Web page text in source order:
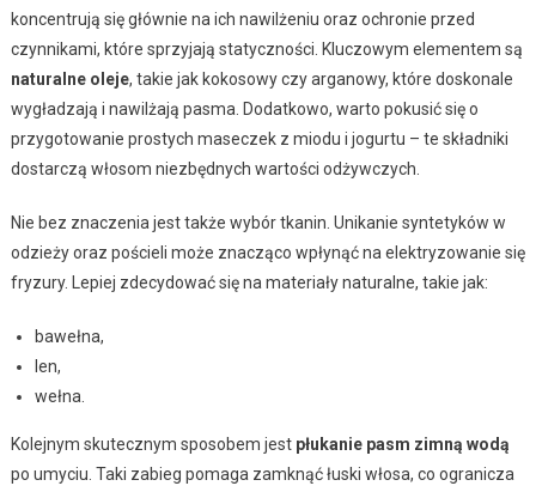
koncentrują się głównie na ich nawilżeniu oraz ochronie przed
czynnikami, które sprzyjają statyczności. Kluczowym elementem są
naturalne oleje, takie jak kokosowy czy arganowy, które doskonale
wygładzają i nawilżają pasma. Dodatkowo, warto pokusić się o
przygotowanie prostych maseczek z miodu i jogurtu – te składniki
dostarczą włosom niezbędnych wartości odżywczych.
Nie bez znaczenia jest także wybór tkanin. Unikanie syntetyków w
odzieży oraz pościeli może znacząco wpłynąć na elektryzowanie się
fryzury. Lepiej zdecydować się na materiały naturalne, takie jak:
bawełna,
len,
wełna.
Kolejnym skutecznym sposobem jest płukanie pasm zimną wodą
po umyciu. Taki zabieg pomaga zamknąć łuski włosa, co ogranicza